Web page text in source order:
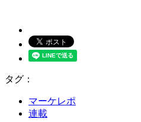
タグ：
マーケレポ
連載